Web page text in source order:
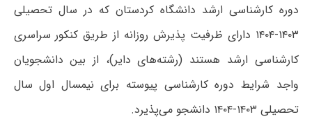
دوره کارشناسی ارشد دانشگاه کردستان که در سال تحصیلی
۱۴۰۳-۱۴۰۴ دارای ظرفیت پذیرش روزانه از طریق کنکور سراسری
کارشناسی ارشد هستند (رشته‌های دایر)، از بین دانشجویان
واجد شرایط دوره کارشناسی پیوسته برای نیمسال اول سال
تحصیلی ۱۴۰۳-۱۴۰۴ دانشجو می‌پذیرد.